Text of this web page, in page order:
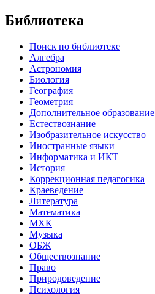
Библиотека
Поиск по библиотеке
Алгебра
Астрономия
Биология
География
Геометрия
Дополнительное образование
Естествознание
Изобразительное искусство
Иностранные языки
Информатика и ИКТ
История
Коррекционная педагогика
Краеведение
Литература
Математика
МХК
Музыка
ОБЖ
Обществознание
Право
Природоведение
Психология